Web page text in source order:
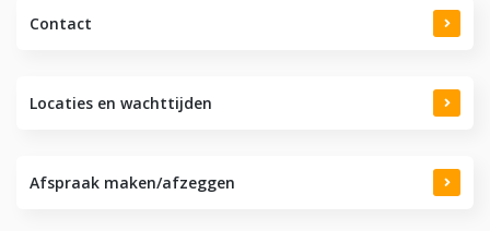
Contact
Locaties en wachttijden
Afspraak maken/afzeggen